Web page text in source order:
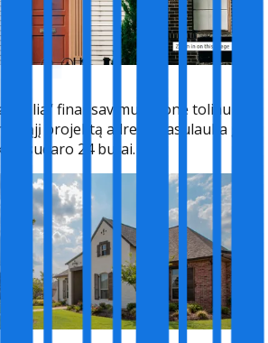
finansavimu, įmonė toliau
projektą adresu Zasulauka g. 6,
sudaro 24 butai.